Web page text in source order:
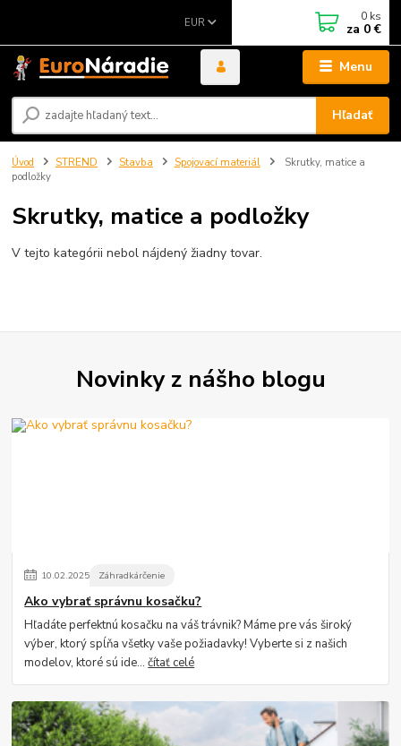
Menu
EUR
Hľadať
0 ks
za 0 €
Úvod STREND Stavba Spojovací materiál
Skrutky, matice a
podložky
Skrutky, matice a podložky
V tejto kategórii nebol nájdený žiadny tovar.
Novinky z nášho blogu
10.02.2025 Záhradkárčenie
Ako vybrať správnu kosačku?
Hľadáte perfektnú kosačku na váš trávnik? Máme pre vás široký
výber, ktorý spĺňa všetky vaše požiadavky! Vyberte si z našich
modelov, ktoré sú ide...čítať celé